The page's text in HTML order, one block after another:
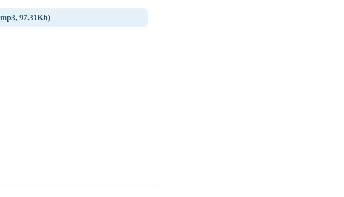
97.31Kb)